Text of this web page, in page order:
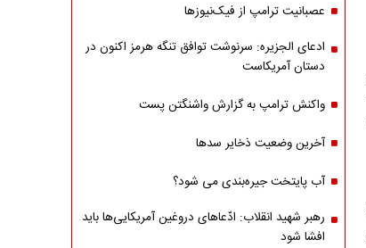
عصبانیت ترامپ از فیک‌نیوزها
ادعای الجزیره: سرنوشت توافق تنگه هرمز اکنون در
دستان آمریکاست
واکنش ترامپ به گزارش واشنگتن پست
آخرین وضعیت ذخایر سدها
آب پایتخت جیره‌بندی می شود؟
رهبر شهید انقلاب: ادّعاهای دروغین آمریکایی‌ها باید
افشا شود